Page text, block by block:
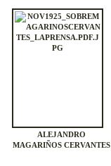
ALEJANDRO
MAGARIÑOS CERVANTES